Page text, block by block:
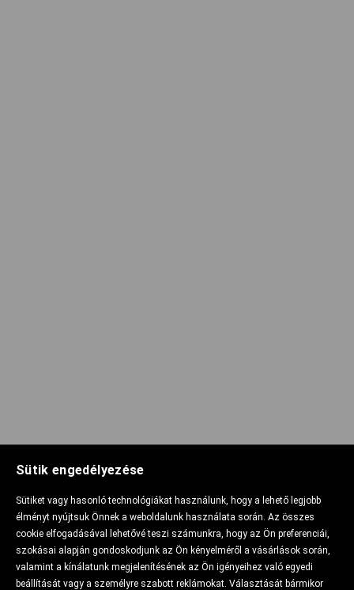
Sütik engedélyezése
Sütiket vagy hasonló technológiákat használunk, hogy a lehető legjobb
élményt nyújtsuk Önnek a weboldalunk használata során. Az összes
cookie elfogadásával lehetővé teszi számunkra, hogy az Ön preferenciái,
szokásai alapján gondoskodjunk az Ön kényelméről a vásárlások során,
valamint a kínálatunk megjelenítésének az Ön igényeihez való egyedi
beállítását vagy a személyre szabott reklámokat. Választását bármikor